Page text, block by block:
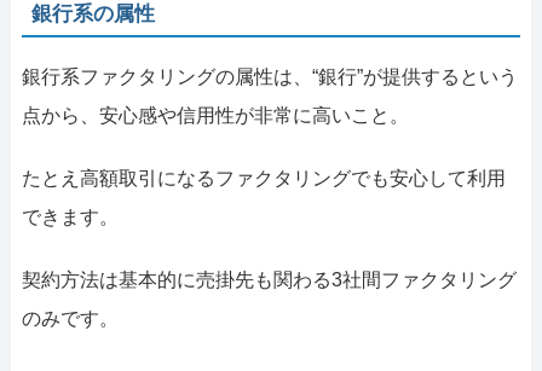
銀行系の属性
銀行系ファクタリングの属性は、“銀行”が提供するという
点から、安心感や信用性が非常に高いこと。
たとえ高額取引になるファクタリングでも安心して利用
できます。
契約方法は基本的に売掛先も関わる3社間ファクタリング
のみです。